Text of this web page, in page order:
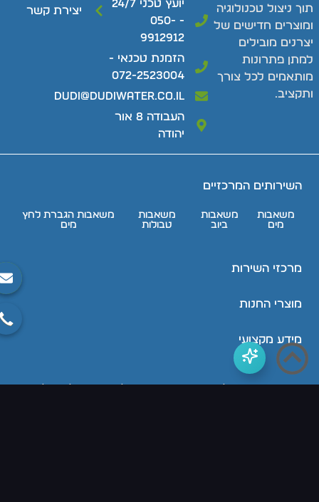
ניצול טכנולוגיה
חדישים של
מובילים
פתרונות
לכל צורך
יועץ טכני 24/7
- 050-
9912912
הזמנת טכנאי -
072-2523004
dudi@dudiwater.co.il
העבודה 8 אור
יהודה
יצירת קשר
השירותים המרכזיים
מרכזי השירות
מוצרי החנות
מידע מקצועי
משאבות
מים
משאבות
ביוב
משאבות
טבולות
משאבות הגברת לחץ
מים
דודי משאבות כל הזכויות שמורות, אין להעתיק או לשכפל תוכן